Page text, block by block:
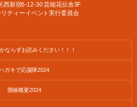
西新宿6-12-30 芸能花伝舎3F
ティーイベント実行委員会
ならずお読みください！！！
ガキで応援隊2024
開催概要2024